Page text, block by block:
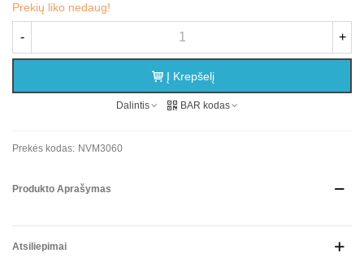
Prekių liko nedaug!
- +
Į Krepšelį
Dalintis BAR kodas
Prekės kodas: NVM3060
Produkto Aprašymas
Atsiliepimai